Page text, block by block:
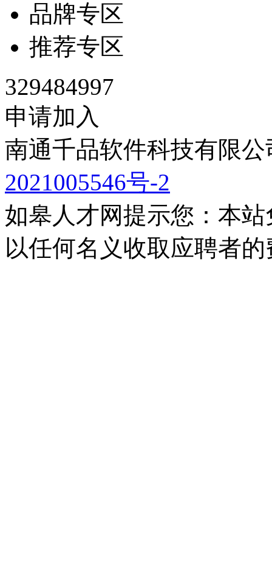
品牌专区
推荐专区
329484997
申请加入
南通千品软件科技有限
2021005546号-2
如皋人才网提示您：本
以任何名义收取应聘者